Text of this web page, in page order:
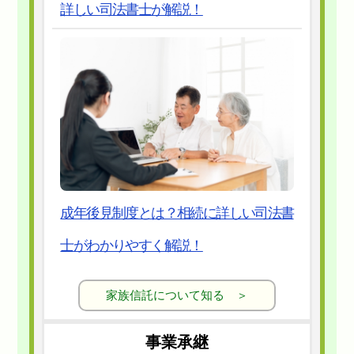
詳しい司法書士が解説！
成年後見制度とは？相続に詳しい司法書
士がわかりやすく解説！
家族信託について知る ＞
事業承継